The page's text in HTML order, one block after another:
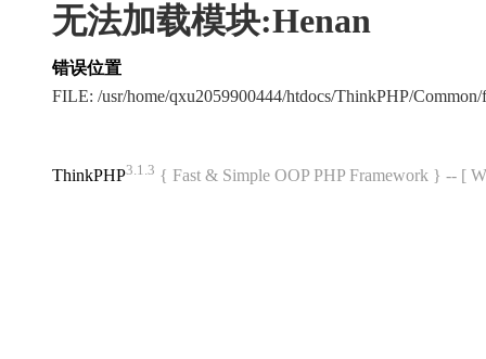
无法加载模块:Henan
错误位置
FILE: /usr/home/qxu2059900444/htdocs/ThinkPHP/
ThinkPHP3.1.3 { Fast & Simple OOP PHP Framework } -- [